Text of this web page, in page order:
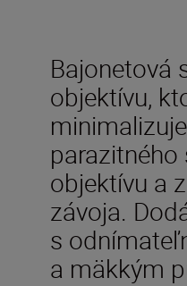
Bajonetová
objektívu,
parazitného
objektívu a
závoja.
s
a mäkkým